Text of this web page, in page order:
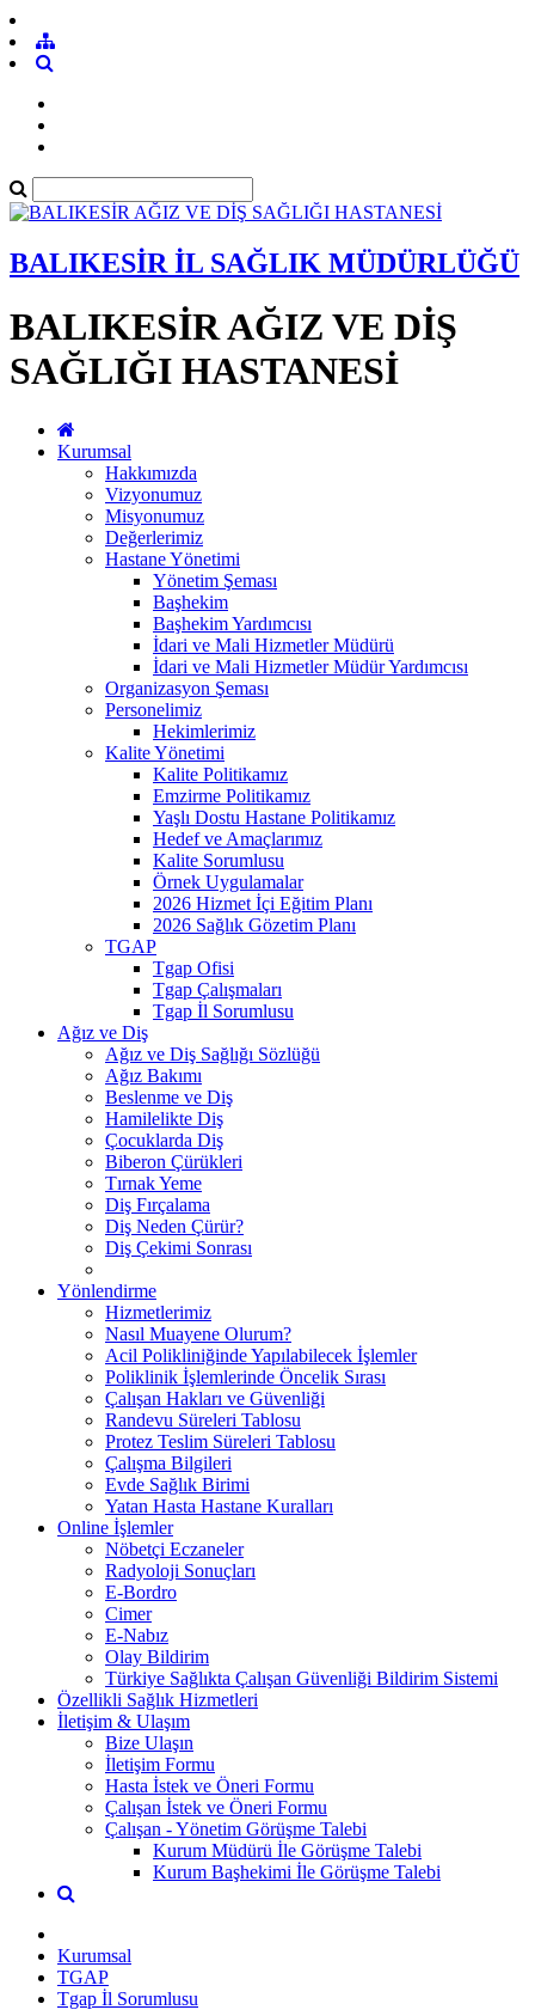
BALIKESİR İL SAĞLIK MÜDÜRLÜĞÜ
BALIKESİR AĞIZ VE DİŞ
SAĞLIĞI HASTANESİ
Kurumsal
Hakkımızda
Vizyonumuz
Misyonumuz
Değerlerimiz
Hastane Yönetimi
Yönetim Şeması
Başhekim
Başhekim Yardımcısı
İdari ve Mali Hizmetler Müdürü
İdari ve Mali Hizmetler Müdür Yardımcısı
Organizasyon Şeması
Personelimiz
Hekimlerimiz
Kalite Yönetimi
Kalite Politikamız
Emzirme Politikamız
Yaşlı Dostu Hastane Politikamız
Hedef ve Amaçlarımız
Kalite Sorumlusu
Örnek Uygulamalar
2026 Hizmet İçi Eğitim Planı
2026 Sağlık Gözetim Planı
TGAP
Tgap Ofisi
Tgap Çalışmaları
Tgap İl Sorumlusu
Ağız ve Diş
Ağız ve Diş Sağlığı Sözlüğü
Ağız Bakımı
Beslenme ve Diş
Hamilelikte Diş
Çocuklarda Diş
Biberon Çürükleri
Tırnak Yeme
Diş Fırçalama
Diş Neden Çürür?
Diş Çekimi Sonrası
Yönlendirme
Hizmetlerimiz
Nasıl Muayene Olurum?
Acil Polikliniğinde Yapılabilecek İşlemler
Poliklinik İşlemlerinde Öncelik Sırası
Çalışan Hakları ve Güvenliği
Randevu Süreleri Tablosu
Protez Teslim Süreleri Tablosu
Çalışma Bilgileri
Evde Sağlık Birimi
Yatan Hasta Hastane Kuralları
Online İşlemler
Nöbetçi Eczaneler
Radyoloji Sonuçları
E-Bordro
Cimer
E-Nabız
Olay Bildirim
Türkiye Sağlıkta Çalışan Güvenliği Bildirim Sistemi
Özellikli Sağlık Hizmetleri
İletişim & Ulaşım
Bize Ulaşın
İletişim Formu
Hasta İstek ve Öneri Formu
Çalışan İstek ve Öneri Formu
Çalışan - Yönetim Görüşme Talebi
Kurum Müdürü İle Görüşme Talebi
Kurum Başhekimi İle Görüşme Talebi
Kurumsal
TGAP
Tgap İl Sorumlusu